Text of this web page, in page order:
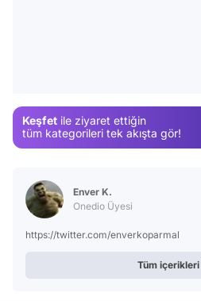
Keşfet ile ziyaret ettiğin
tüm kategorileri tek akışta gör!
Enver K.
Onedio Üyesi
https://twitter.com/enverkoparmal
Tüm içerikleri